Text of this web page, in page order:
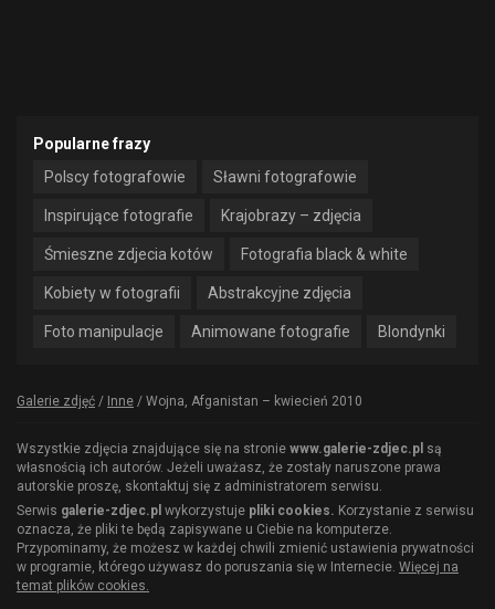
Popularne frazy
Polscy fotografowie
Sławni fotografowie
Inspirujące fotografie Krajobrazy – zdjęcia
Śmieszne zdjecia kotów Fotografia black & white
Kobiety w fotografii Abstrakcyjne zdjęcia
Foto manipulacje Animowane fotografie Blondynki
Galerie zdjęć / Inne / Wojna, Afganistan – kwiecień 2010
Wszystkie zdjęcia znajdujące się na stronie www.galerie-zdjec.pl są
własnością ich autorów. Jeżeli uważasz, że zostały naruszone prawa
autorskie proszę, skontaktuj się z administratorem serwisu.
Serwis galerie-zdjec.pl wykorzystuje pliki cookies. Korzystanie z serwisu
oznacza, że pliki te będą zapisywane u Ciebie na komputerze.
Przypominamy, że możesz w każdej chwili zmienić ustawienia prywatności
w programie, którego używasz do poruszania się w Internecie. Więcej na
temat plików cookies.